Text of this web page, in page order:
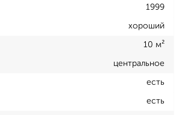
1999
хороший
10 м²
центральное
есть
есть